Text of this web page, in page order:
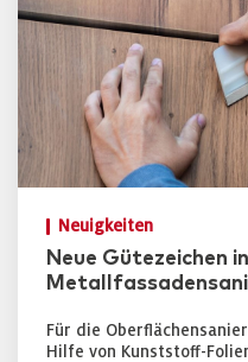
Neuigkeiten
Neue Gütezeichen
Für die
Hilfe von Kunststoff-